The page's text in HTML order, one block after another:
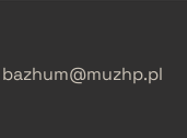
bazhum@muzhp.pl